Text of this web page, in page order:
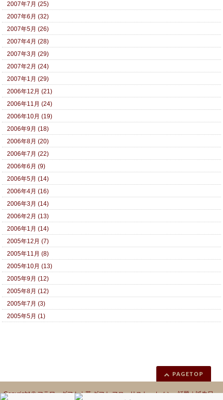
2007年7月 (25)
2007年6月 (32)
2007年5月 (26)
2007年4月 (28)
2007年3月 (29)
2007年2月 (24)
2007年1月 (29)
2006年12月 (21)
2006年11月 (24)
2006年10月 (19)
2006年9月 (18)
2006年8月 (20)
2006年7月 (22)
2006年6月 (9)
2006年5月 (14)
2006年4月 (16)
2006年3月 (14)
2006年2月 (13)
2006年1月 (14)
2005年12月 (7)
2005年11月 (8)
2005年10月 (13)
2005年9月 (12)
2005年8月 (12)
2005年7月 (3)
2005年5月 (1)
PAGETOP
Copyright ©フラワーギフト｜花 ギフト フローリスト カノシェ話題｜誕生日